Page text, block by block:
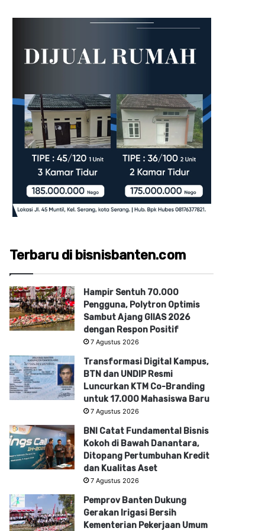
Terbaru di bisnisbanten.com
Hampir Sentuh 70.000
Pengguna, Polytron Optimis
Sambut Ajang GIIAS 2026
dengan Respon Positif
7 Agustus 2026
Transformasi Digital Kampus,
BTN dan UNDIP Resmi
Luncurkan KTM Co-Branding
untuk 17.000 Mahasiswa Baru
7 Agustus 2026
BNI Catat Fundamental Bisnis
Kokoh di Bawah Danantara,
Ditopang Pertumbuhan Kredit
dan Kualitas Aset
7 Agustus 2026
Pemprov Banten Dukung
Gerakan Irigasi Bersih
Kementerian Pekerjaan Umum